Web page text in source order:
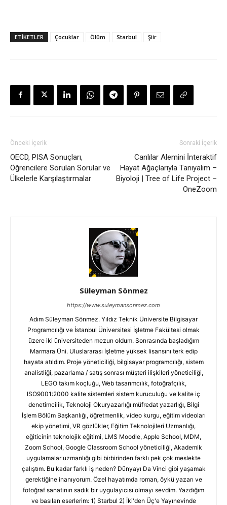
ETİKETLER Çocuklar Ölüm Starbul Şiir
Önceki İçerik
OECD, PISA Sonuçları,
Öğrencilere Sorulan Sorular ve
Ülkelerle Karşılaştırmalar
Sonraki İçerik
Canlılar Alemini İnteraktif
Hayat Ağaçlarıyla Tanıyalım –
Biyoloji | Tree of Life Project –
OneZoom
Süleyman Sönmez
https://www.suleymansonmez.com
Adım Süleyman Sönmez. Yıldız Teknik Üniversite Bilgisayar
Programcılığı ve İstanbul Üniversitesi İşletme Fakültesi olmak
üzere iki üniversiteden mezun oldum. Sonrasında başladığım
Marmara Üni. Uluslararası İşletme yüksek lisansını terk edip
hayata atıldım. Proje yöneticiliği, bilgisayar programcılığı, sistem
analistliği, pazarlama / satış sonrası müşteri ilişkileri yöneticiliği,
LEGO takım koçluğu, Web tasarımcılık, fotoğrafçılık,
ISO9001:2000 kalite sistemleri sistem kuruculuğu ve kalite iç
denetimcilik, Teknoloji Okuryazarlığı müfredat yazarlığı, Bilgi
İşlem Bölüm Başkanlığı, öğretmenlik, video kurgu, eğitim videoları
ekip yönetimi, VR gözlükler, Eğitim Teknolojileri Uzmanlığı,
eğiticinin teknolojik eğitimi, LMS Moodle, Apple School, MDM,
Zoom School, Google Classroom School yöneticiliği, Akademik
uygulamalar uzmanlığı gibi birbirinden farklı pek çok meslekte
çalıştım. Bu kadar farklı iş neden? Dünyayı Da Vinci gibi yaşamak
gerektiğine inanıyorum. Özel hayatımda roman, öykü yazarı ve
fotoğraf sanatının sadık bir uygulayıcısı olmayı sevdim. Yazdığım
ve basılan eserlerim: 1) Starbul 2) İki'den Üç'e Yayınevinde